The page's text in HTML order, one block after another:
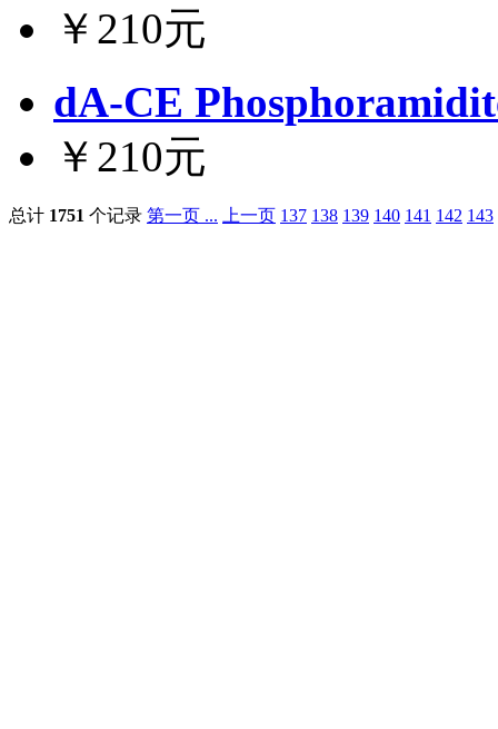
￥210元
dA-CE
￥210元
总计 1751 个记录 第一页 ... 上一页 137 138 139 140 141 142 143